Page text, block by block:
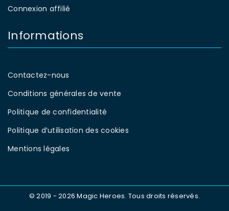
Connexion affilié
Informations
Contactez-nous
Conditions générales de vente
Politique de confidentialité
Politique d’utilisation des cookies
Mentions légales
© 2019 - 2026 Magic Heroes. Tous droits réservés.